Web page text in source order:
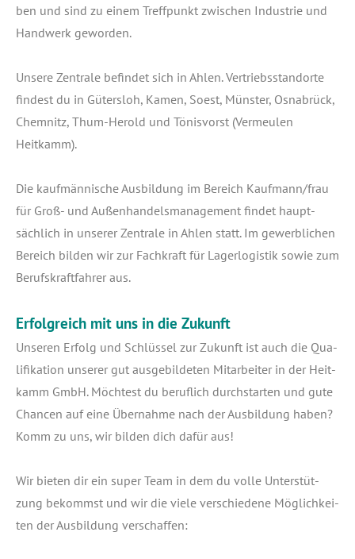
ben und sind zu einem Treff­punkt zwi­schen Indus­trie und
Hand­werk geworden.
Unse­re Zen­tra­le befin­det sich in Ahlen. Ver­triebs­stand­or­te
fin­dest du in Güters­loh, Kamen, Soest, Müns­ter, Osna­brück,
Chem­nitz, Thum-Herold und Tönis­vorst (Ver­meu­len
Heitkamm).
Die kauf­män­ni­sche Aus­bil­dung im Bereich Kaufmann/frau
für Groß- und Außen­han­dels­ma­nage­ment fin­det haupt­
säch­lich in unse­rer Zen­tra­le in Ahlen statt. Im gewerb­li­chen
Bereich bil­den wir zur Fach­kraft für Lager­lo­gis­tik sowie zum
Berufs­kraft­fah­rer aus.
Erfolgreich mit uns in die Zukunft
Unse­ren Erfolg und Schlüs­sel zur Zukunft ist auch die Qua­
li­fi­ka­ti­on unse­rer gut aus­ge­bil­de­ten Mit­ar­bei­ter in der Heit­
kamm GmbH. Möch­test du beruf­lich durch­star­ten und gute
Chan­cen auf eine Über­nah­me nach der Aus­bil­dung haben?
Komm zu uns, wir bil­den dich dafür aus!
Wir bie­ten dir ein super Team in dem du vol­le Unter­stüt­
zung bekommst und wir die vie­le ver­schie­de­ne Mög­lich­kei­
ten der Aus­bil­dung verschaffen: